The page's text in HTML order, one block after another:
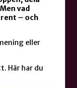
vad
– och
eller
Här har du